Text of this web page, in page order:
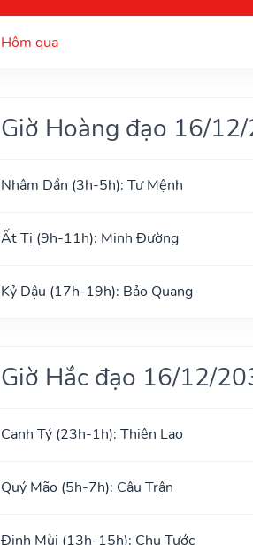
Hôm qua
Giờ Hoàng đạo 16/
Nhâm Dần (3h-5h): Tư Mệnh
Ất Tị (9h-11h): Minh Đường
Kỷ Dậu (17h-19h): Bảo Quang
Giờ Hắc đạo 16/12/
Canh Tý (23h-1h): Thiên Lao
Quý Mão (5h-7h): Câu Trận
Đinh Mùi (13h-15h): Chu Tước